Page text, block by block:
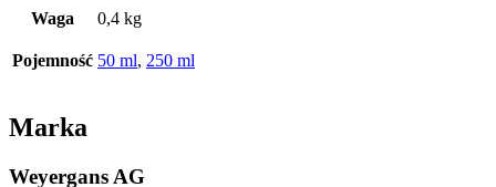
Waga 0,4 kg
Pojemność 50 ml, 250 ml
Marka
Weyergans AG